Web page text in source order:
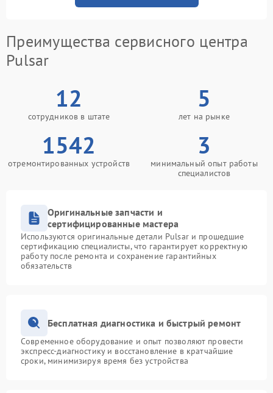
Преимущества сервисного центра
Pulsar
12
сотрудников в штате
5
лет на рынке
1542
отремонтированных устройств
3
минимальный опыт работы
специалистов
Оригинальные запчасти и
сертифицированные мастера
Используются оригинальные детали Pulsar и прошедшие
сертификацию специалисты, что гарантирует корректную
работу после ремонта и сохранение гарантийных
обязательств
Бесплатная диагностика и быстрый ремонт
Современное оборудование и опыт позволяют провести
экспресс-диагностику и восстановление в кратчайшие
сроки, минимизируя время без устройства